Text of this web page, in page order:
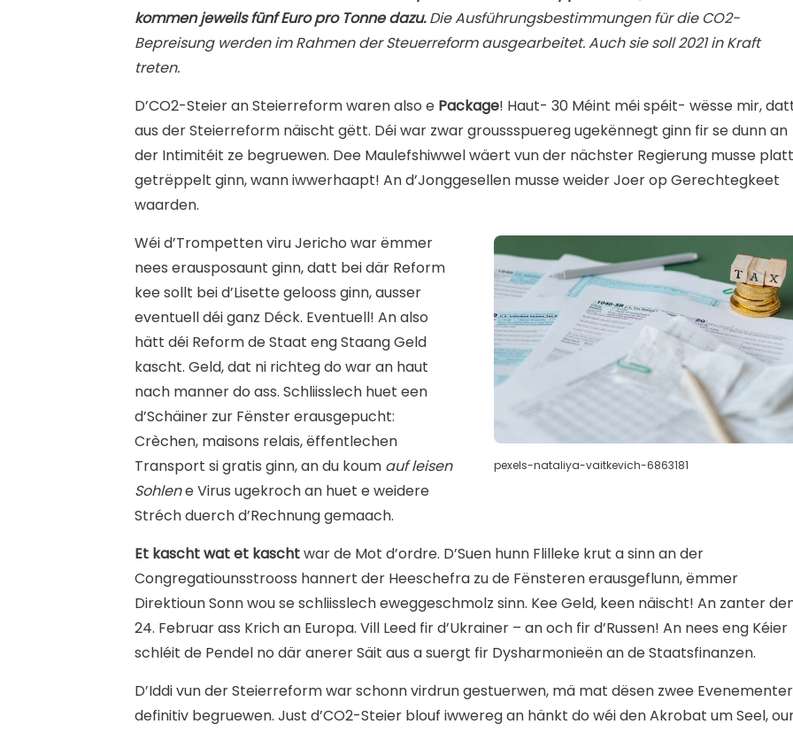
kommen jeweils fünf Euro pro Tonne dazu.Die Ausführungsbestimmungen für die CO2-
Bepreisung werden im Rahmen der Steuerreform ausgearbeitet. Auch sie soll 2021 in Kraft
treten.
D’CO2-Steier an Steierreform waren also e Package! Haut- 30 Méint méi spéit- wësse mir,
aus der Steierreform näischt gëtt. Déi war zwar groussspuereg ugekënnegt ginn fir se dunn an
der Intimitéit ze begruewen. Dee Maulefshiwwel wäert vun der nächster Regierung musse platt
getrëppelt ginn, wann iwwerhaapt! An d’Jonggesellen musse weider Joer op Gerechtegkeet
waarden.
pexels-nataliya-vaitkevich-6863181
Wéi d’Trompetten viru Jericho war ëmmer
nees erausposaunt ginn, datt bei där Reform
kee sollt bei d’Lisette gelooss ginn, ausser
eventuell déi ganz Déck. Eventuell! An also
hätt déi Reform de Staat eng Staang Geld
kascht. Geld, dat ni richteg do war an haut
nach manner do ass. Schliisslech huet een
d’Schäiner zur Fënster erausgepucht:
Crèchen, maisons relais, ëffentlechen
Transport si gratis ginn, an du koum auf leisen
Sohlene Virus ugekroch an huet e weidere
Stréch duerch d’Rechnung gemaach.
Et kascht wat et kaschtwar de Mot d’ordre. D’Suen hunn Flilleke krut a sinn an der
Congregatiounsstrooss hannert der Heeschefra zu de Fënsteren erausgeflunn, ëmmer
Direktioun Sonn wou se schliisslech eweggeschmolz sinn. Kee Geld, keen näischt! An zanter
24. Februar ass Krich an Europa. Vill Leed fir d’Ukrainer – an och fir d’Russen! An nees eng Kéier
schléit de Pendel no där anerer Säit aus a suergt fir Dysharmonieën an de Staatsfinanzen.
D’Iddi vun der Steierreform war schonn virdrun gestuerwen, mä mat dësen zwee Evenementer
definitiv begruewen. Just d’CO2-Steier blouf iwwereg an hänkt do wéi den Akrobat um Seel,